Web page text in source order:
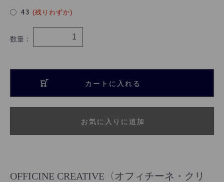
43 (残りわずか)
数量：
カートに入れる
お気に入りに追加
OFFICINE CREATIVE〈オフィチーネ・クリ